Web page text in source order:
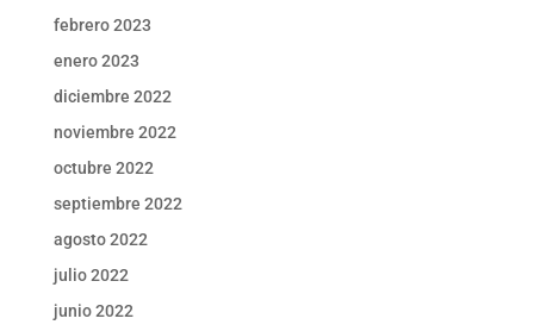
febrero 2023
enero 2023
diciembre 2022
noviembre 2022
octubre 2022
septiembre 2022
agosto 2022
julio 2022
junio 2022